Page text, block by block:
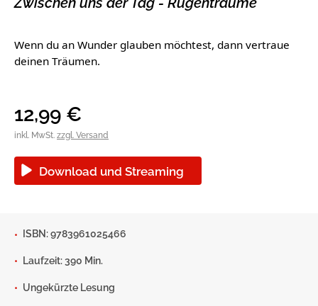
Man sieht sich
Zum Titel
Reihen
Gib dem Monster keine Schokolade
Indigo Wild - Folge 1
Autorinnen und Autoren
Wenn du an Wunder glauben möchtest, dann vertraue
deinen Träumen.
12,99 €
inkl. MwSt. zzgl. Versand
Download und Streaming
ISBN: 9783961025466
Laufzeit: 390 Min.
Ungekürzte Lesung